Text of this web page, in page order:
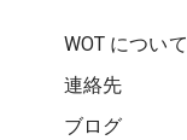
WOT について
連絡先
ブログ